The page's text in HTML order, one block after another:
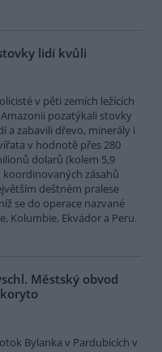
lidí kvůli
v pěti zemích ležících
pozatýkali stovky
a zabavili dřevo, minerály i
v hodnotě přes 280
dolarů (kolem 5,9
zásahů
deštném pralese
se do operace nazvané
Kolumbie, Ekvádor a Peru.
Městský obvod
Bylanka v Pardubicích v